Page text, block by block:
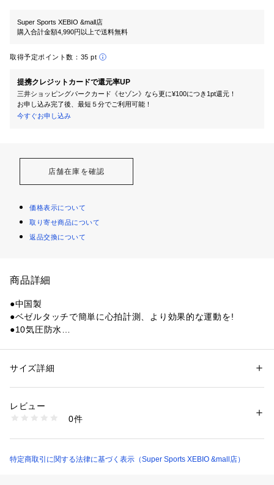
Super Sports XEBIO &mall店
購入合計金額4,990円以上で送料無料
取得予定ポイント数： 35 pt
提携クレジットカードで還元率UP
三井ショッピングパークカード《セゾン》なら更に¥100につき1pt還元！
お申し込み完了後、最短５分でご利用可能！
今すぐお申し込み
店舗在庫を確認
価格表示について
取り寄せ商品について
返品交換について
商品詳細
●中国製
●ベゼルタッチで簡単に心拍計測、より効果的な運動を!
●10気圧防水
●アラーム:設定した時刻に音を鳴らします。(ON/OFF設定可
●12/24時間表示切替
●第二時刻表示
●16ラップ計測
性別：レディース
商品番号：
10822425201 （ショップ）
サイズ詳細
レビュー
0件
特定商取引に関する法律に基づく表示（Super Sports XEBIO &mall店）